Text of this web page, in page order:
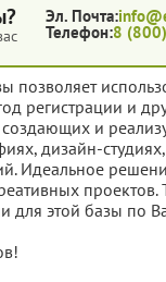
Эл. Почта:
Телефон:8
позволяет
регистрации и
и
дизайн-
Идеальное
проектов.
для этой базы по